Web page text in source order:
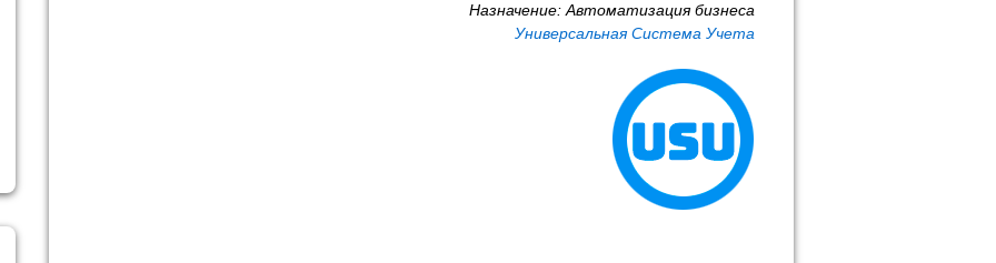
Назначение: Автоматизация бизнеса
Универсальная Система Учета